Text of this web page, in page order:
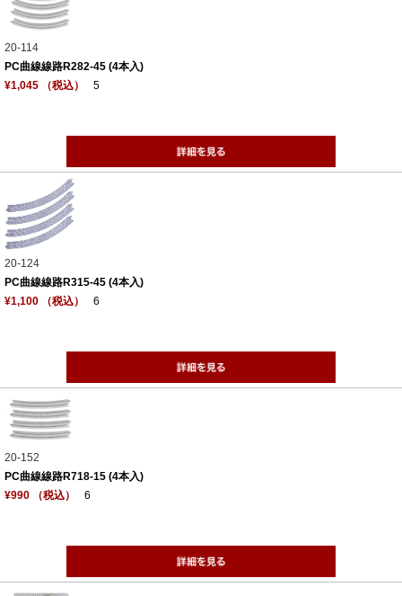
20-114
PC曲線線路R282-45 (4本入)
¥1,045 （税込）
5
20-124
PC曲線線路R315-45 (4本入)
¥1,100 （税込）
6
20-152
PC曲線線路R718-15 (4本入)
¥990 （税込）
6